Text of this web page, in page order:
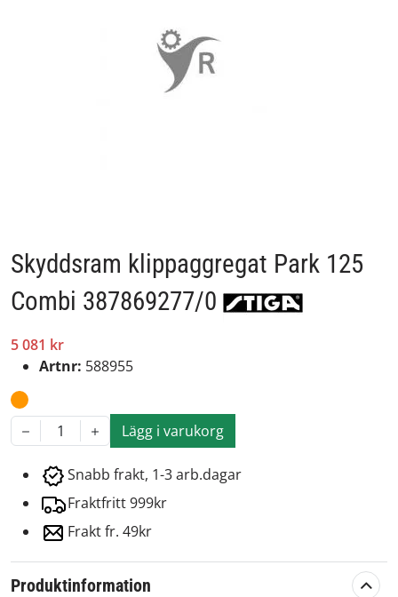
Skyddsram klippaggregat Park 125
Combi 387869277/0
5 081 kr
Artnr: 588955
1 Lägg i varukorg
Snabb frakt, 1-3 arb.dagar
Fraktfritt 999kr
Frakt fr. 49kr
Produktinformation